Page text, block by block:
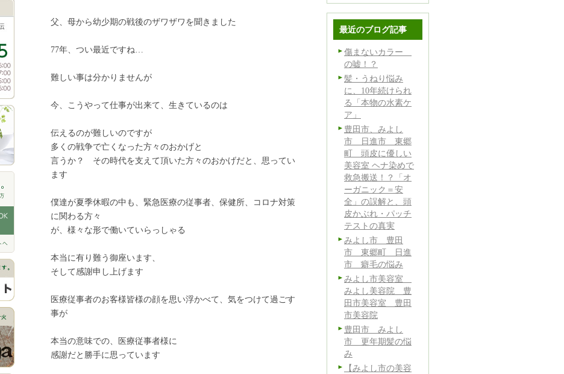
父、母から幼少期の戦後のザワザワを聞きました
77年、つい最近ですね…
難しい事は分かりませんが
今、こうやって仕事が出来て、生きているのは
伝えるのが難しいのですが
多くの戦争で亡くなった方々のおかげと
言うか？ その時代を支えて頂いた方々のおかげだと、思ってい
ます
僕達が夏季休暇の中も、緊急医療の従事者、保健所、コロナ対策
に関わる方々
が、様々な形で働いていらっしゃる
本当に有り難う御座います、
そして感謝申し上げます
医療従事者のお客様皆様の顔を思い浮かべて、気をつけて過ごす
事が
本当の意味での、医療従事者様に
感謝だと勝手に思っています
最近のブログ記事
傷まないカラー
の嘘！？
髪・うねり悩み
に、10年続けられ
る「本物の水素ケ
ア」
豊田市、みよし
市 日進市 東郷
町 頭皮に優しい
美容室 ヘナ染めで
救急搬送！？「オ
ーガニック＝安
全」の誤解と、頭
皮かぶれ・パッチ
テストの真実
みよし市 豊田
市 東郷町 日進
市 癖毛の悩み
みよし市美容室
みよし美容院 豊
田市美容室 豊田
市美容院
豊田市 みよし
市 更年期髪の悩
み
【みよし市の美容